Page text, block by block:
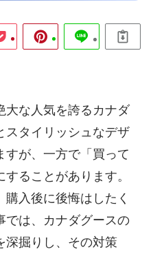
大な人気を誇るカナダ
スタイリッシュなデザ
すが、一方で「買って
ることがあります。
入後に後悔はしたく
では、カナダグースの
深掘りし、その対策